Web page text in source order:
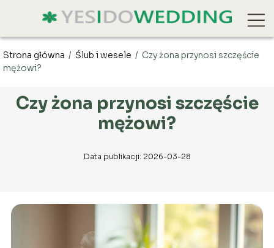
Strona główna / Ślub i wesele / Czy żona przynosi szczęście
mężowi?
Czy żona przynosi szczęście
mężowi?
Data publikacji: 2026-03-28